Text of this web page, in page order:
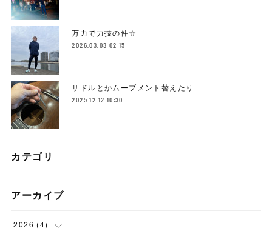
万力で力技の件☆
2026.03.03 02:15
サドルとかムーブメント替えたり
2025.12.12 10:30
カテゴリ
アーカイブ
2026 (4)